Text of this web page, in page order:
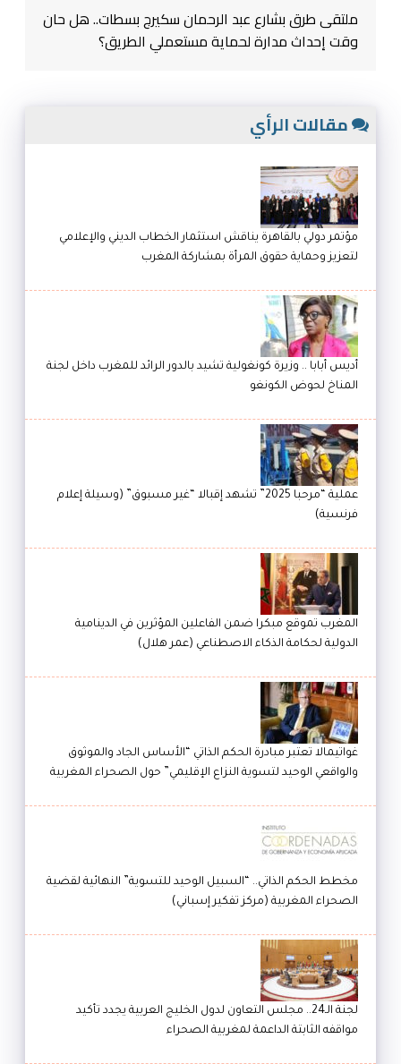
ملتقى طرق بشارع عبد الرحمان سكيرج بسطات.. هل حان
وقت إحداث مدارة لحماية مستعملي الطريق؟
مقالات الرأي
مؤتمر دولي بالقاهرة يناقش استثمار الخطاب الديني والإعلامي
لتعزيز وحماية حقوق المرأة بمشاركة المغرب
أديس أبابا .. وزيرة كونغولية تشيد بالدور الرائد للمغرب داخل لجنة
المناخ لحوض الكونغو
عملية “مرحبا 2025” تشهد إقبالا “غير مسبوق” (وسيلة إعلام
فرنسية)
المغرب تموقع مبكرا ضمن الفاعلين المؤثرين في الدينامية
الدولية لحكامة الذكاء الاصطناعي (عمر هلال)
غواتيمالا تعتبر مبادرة الحكم الذاتي “الأساس الجاد والموثوق
والواقعي الوحيد لتسوية النزاع الإقليمي” حول الصحراء المغربية
مخطط الحكم الذاتي.. “السبيل الوحيد للتسوية” النهائية لقضية
الصحراء المغربية (مركز تفكير إسباني)
لجنة الـ24.. مجلس التعاون لدول الخليج العربية يجدد تأكيد
مواقفه الثابتة الداعمة لمغربية الصحراء